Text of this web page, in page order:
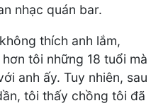
nhạc quán bar.
thích anh lắm,
tôi những 18 tuổi mà
anh ấy. Tuy nhiên, sau
tôi thấy chồng tôi đã